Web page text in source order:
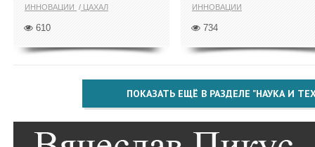
ИННОВАЦИИ ЦАХАЛ
610
ИННОВАЦИИ
734
ПОКАЗАТЬ ЕЩЁ В РАЗДЕЛЕ "НАУКА И